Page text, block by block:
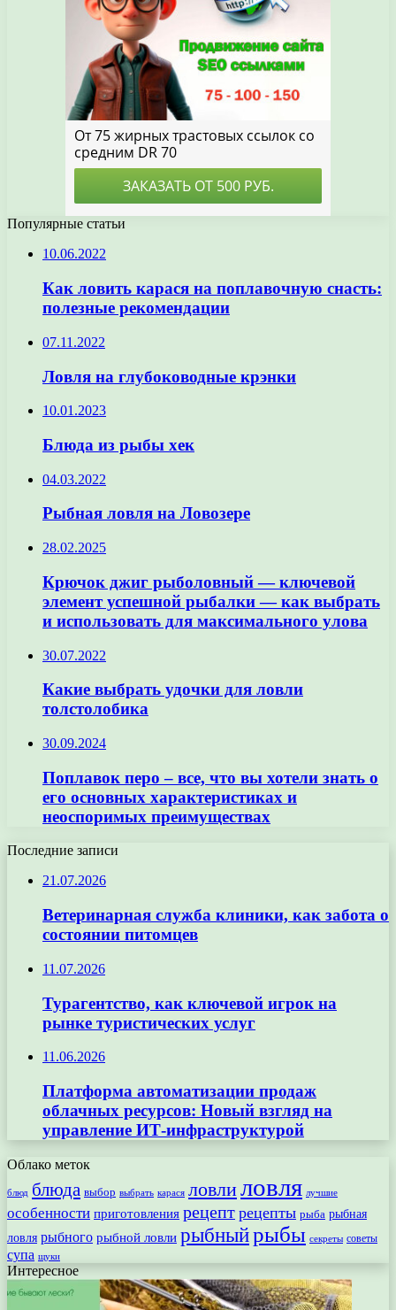
Популярные статьи
10.06.2022
Как ловить карася на поплавочную снасть:
полезные рекомендации
07.11.2022
Ловля на глубоководные крэнки
10.01.2023
Блюда из рыбы хек
04.03.2022
Рыбная ловля на Ловозере
28.02.2025
Крючок джиг рыболовный — ключевой
элемент успешной рыбалки — как выбрать
и использовать для максимального улова
30.07.2022
Какие выбрать удочки для ловли
толстолобика
30.09.2024
Поплавок перо – все, что вы хотели знать о
его основных характеристиках и
неоспоримых преимуществах
Последние записи
21.07.2026
Ветеринарная служба клиники, как забота о
состоянии питомцев
11.07.2026
Турагентство, как ключевой игрок на
рынке туристических услуг
11.06.2026
Платформа автоматизации продаж
облачных ресурсов: Новый взгляд на
управление ИТ-инфраструктурой
Облако меток
блюд блюда выбор выбрать карася ловлиловля лучшие
особенности приготовления рецепт рецепты рыба рыбная
ловля рыбного рыбной ловли рыбныйрыбы секреты советы
супа щуки
Интересное